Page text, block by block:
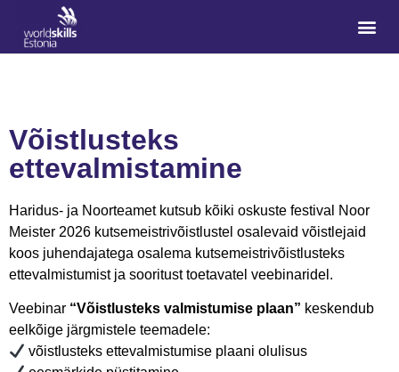
Võistlusteks
ettevalmistamine
Haridus- ja Noorteamet kutsub kõiki oskuste festival Noor
Meister 2026 kutsemeistrivõistlustel osalevaid võistlejaid
koos juhendajatega osalema kutsemeistrivõistlusteks
ettevalmistumist ja sooritust toetavatel veebinaridel.
Veebinar “Võistlusteks valmistumise plaan” keskendub
eelkõige järgmistele teemadele:
võistlusteks ettevalmistumise plaani olulisus